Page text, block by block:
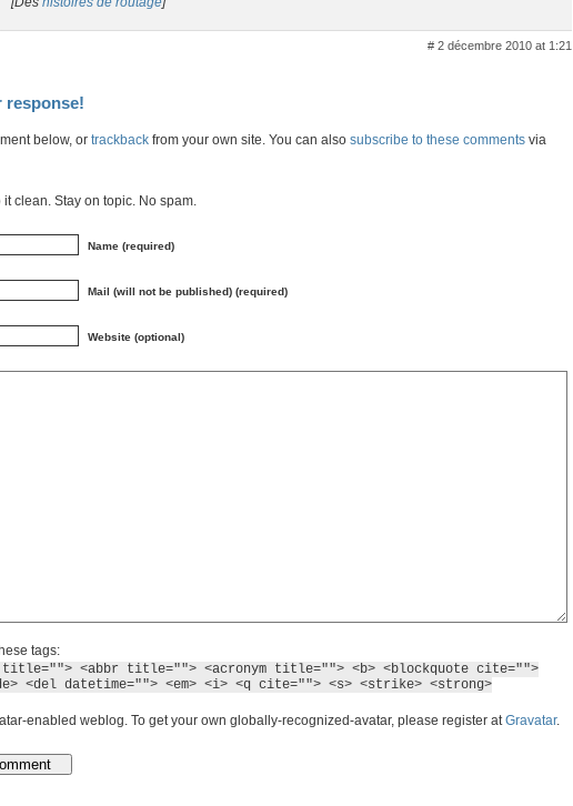
# 2 décembre 2010 at 1:21
response!
below, or trackback from your own site. You can also subscribe to these comments via
clean. Stay on topic. No spam.
Name (required)
Mail (will not be published) (required)
Website (optional)
tags:
<abbr title=""> <acronym title=""> <b> <blockquote cite="">
<del datetime=""> <em> <i> <q cite=""> <s> <strike> <strong>
enabled weblog. To get your own globally-recognized-avatar, please register at Gravatar.